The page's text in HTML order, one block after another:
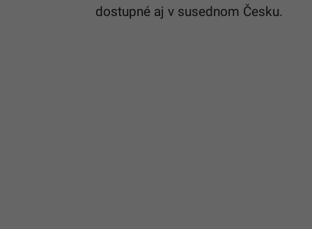
dostupné aj v susednom Česku.